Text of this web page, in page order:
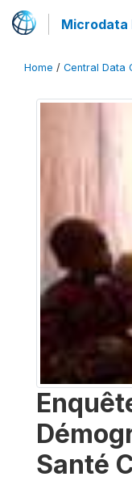
Microdata
Home / Central Data
Santé